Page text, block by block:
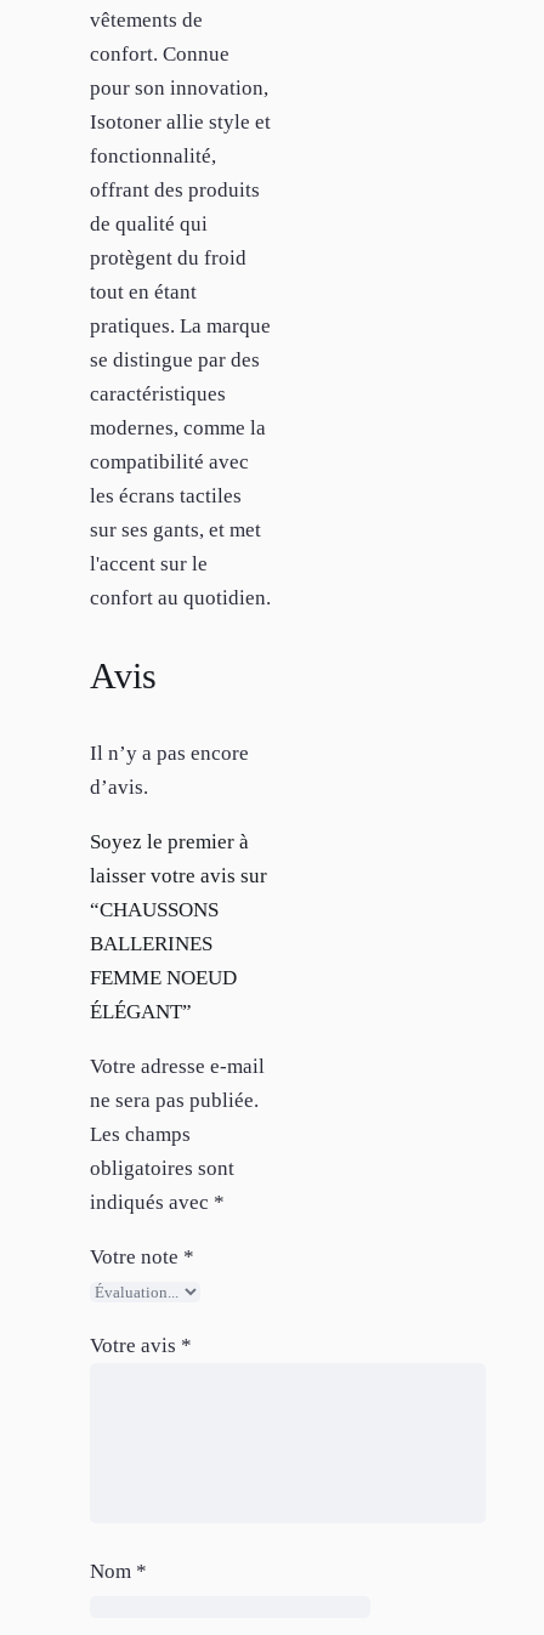
vêtements de
confort. Connue
pour son innovation,
Isotoner allie style et
fonctionnalité,
offrant des produits
de qualité qui
protègent du froid
tout en étant
pratiques. La marque
se distingue par des
caractéristiques
modernes, comme la
compatibilité avec
les écrans tactiles
sur ses gants, et met
l'accent sur le
confort au quotidien.
Avis
Il n’y a pas encore
d’avis.
Soyez le premier à
laisser votre avis sur
“CHAUSSONS
BALLERINES
FEMME NOEUD
ÉLÉGANT”
Votre adresse e-mail
ne sera pas publiée.
Les champs
obligatoires sont
indiqués avec *
Votre note *
Votre avis *
Nom *